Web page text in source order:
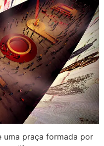
uma praça formada por